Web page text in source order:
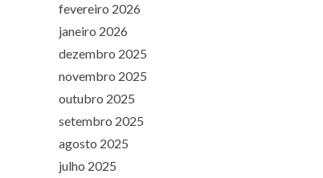
fevereiro 2026
janeiro 2026
dezembro 2025
novembro 2025
outubro 2025
setembro 2025
agosto 2025
julho 2025